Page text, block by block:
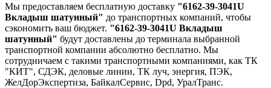
Мы предоставляем бесплатную доставку "6162-39-3041U
Вкладыш шатунный" до транспортных компаний, чтобы
сэкономить ваш бюджет. "6162-39-3041U Вкладыш
шатунный" будут доставлены до терминала выбранной
транспортной компании абсолютно бесплатно. Мы
сотрудничаем с такими транспортными компаниями, как ТК
"КИТ", СДЭК, деловые линии, ТК луч, энергия, ПЭК,
ЖелДорЭкспертиза, БайкалСервис, Dpd, УралТранс.